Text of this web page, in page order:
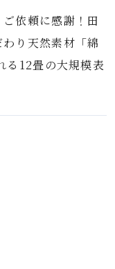
依頼に感謝！田
り天然素材「綿
る12畳の大規模表